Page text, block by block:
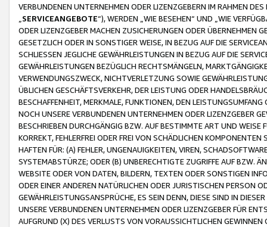
VERBUNDENEN UNTERNEHMEN ODER LIZENZGEBERN IM RAHMEN
SERVICEANGEBOTE“), WERDEN „WIE BESEHEN“ UND „WIE
ODER LIZENZGEBER MACHEN ZUSICHERUNGEN ODER ÜBERNEHMEN
GESETZLICH ODER IN SONSTIGER WEISE, IN BEZUG AUF DIE
SCHLIESSEN JEGLICHE GEWÄHRLEISTUNGEN IN BEZUG AUF DIE
GEWÄHRLEISTUNGEN BEZÜGLICH RECHTSMÄNGELN,
VERWENDUNGSZWECK, NICHTVERLETZUNG SOWIE
ÜBLICHEN GESCHÄFTSVERKEHR, DER LEISTUNG ODER
BESCHAFFENHEIT, MERKMALE, FUNKTIONEN, DEN
NOCH UNSERE VERBUNDENEN UNTERNEHMEN ODER LIZENZGEBER
BESCHRIEBEN DURCHGÄNGIG BZW. AUF BESTIMMTE ART UND
KORREKT, FEHLERFREI ODER FREI VON SCHÄDLICHEN
HAFTEN FÜR: (A) FEHLER, UNGENAUIGKEITEN, VIREN,
SYSTEMABSTÜRZE; ODER (B) UNBERECHTIGTE ZUGRIFFE AUF BZW.
WEBSITE ODER VON DATEN, BILDERN, TEXTEN ODER SONSTIGEN
ODER EINER ANDEREN NATÜRLICHEN ODER JURISTISCHEN PERSON
GEWÄHRLEISTUNGSANSPRÜCHE, ES SEIN DENN, DIESE SIND IN
UNSERE VERBUNDENEN UNTERNEHMEN ODER LIZENZGEBER FÜR
AUFGRUND (X) DES VERLUSTS VON VORAUSSICHTLICHEN